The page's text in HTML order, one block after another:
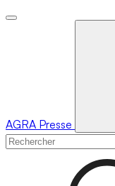
AGRA Presse